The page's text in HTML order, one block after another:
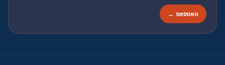
וואטסאפ ←